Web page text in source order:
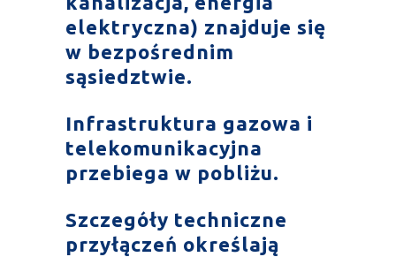
elektryczna) znajduje się
w bezpośrednim
sąsiedztwie.
Infrastruktura gazowa i
telekomunikacyjna
przebiega w pobliżu.
Szczegóły techniczne
przyłączeń określają